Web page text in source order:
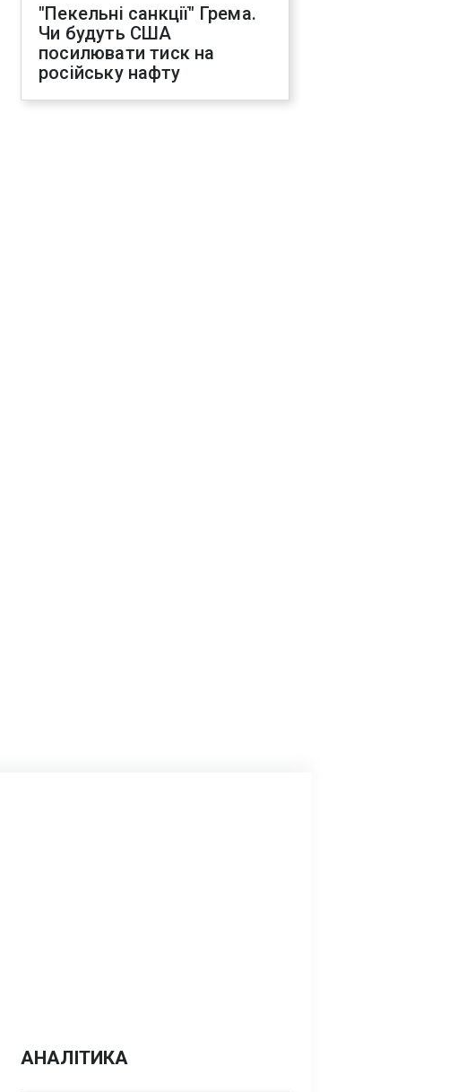
"Пекельні санкції" Грема.
Чи будуть США
посилювати тиск на
російську нафту
АНАЛІТИКА